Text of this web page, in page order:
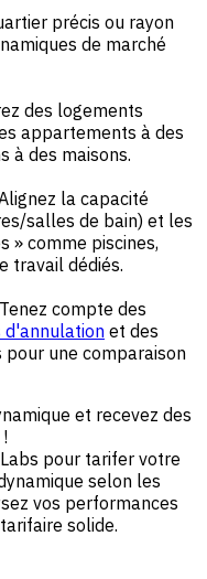
précis ou rayon
de marché
des logements
appartements à des
à des maisons.
la capacité
salles de bain) et les
» comme piscines,
travail dédiés.
Tenez compte des
d'annulation et des
pour une comparaison
et recevez des
pour tarifer votre
selon les
vos performances
solide.